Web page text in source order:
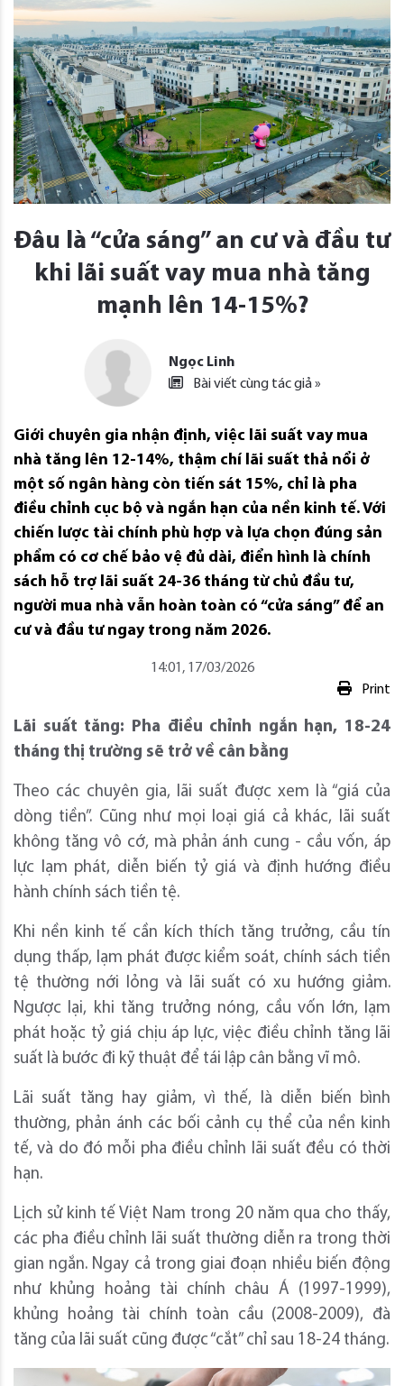
Đâu là “cửa sáng” an cư và đầu tư
khi lãi suất vay mua nhà tăng
mạnh lên 14-15%?
Ngọc Linh
Bài viết cùng tác giả »
Giới chuyên gia nhận định, việc lãi suất vay mua
nhà tăng lên 12-14%, thậm chí lãi suất thả nổi ở
một số ngân hàng còn tiến sát 15%, chỉ là pha
điều chỉnh cục bộ và ngắn hạn của nền kinh tế. Với
chiến lược tài chính phù hợp và lựa chọn đúng sản
phẩm có cơ chế bảo vệ đủ dài, điển hình là chính
sách hỗ trợ lãi suất 24-36 tháng từ chủ đầu tư,
người mua nhà vẫn hoàn toàn có “cửa sáng” để an
cư và đầu tư ngay trong năm 2026.
14:01, 17/03/2026
Print
Lãi suất tăng: Pha điều chỉnh ngắn hạn, 18-24
tháng thị trường sẽ trở về cân bằng
Theo các chuyên gia, lãi suất được xem là “giá của
dòng tiền”. Cũng như mọi loại giá cả khác, lãi suất
không tăng vô cớ, mà phản ánh cung - cầu vốn, áp
lực lạm phát, diễn biến tỷ giá và định hướng điều
hành chính sách tiền tệ.
Khi nền kinh tế cần kích thích tăng trưởng, cầu tín
dụng thấp, lạm phát được kiểm soát, chính sách tiền
tệ thường nới lỏng và lãi suất có xu hướng giảm.
Ngược lại, khi tăng trưởng nóng, cầu vốn lớn, lạm
phát hoặc tỷ giá chịu áp lực, việc điều chỉnh tăng lãi
suất là bước đi kỹ thuật để tái lập cân bằng vĩ mô.
Lãi suất tăng hay giảm, vì thế, là diễn biến bình
thường, phản ánh các bối cảnh cụ thể của nền kinh
tế, và do đó mỗi pha điều chỉnh lãi suất đều có thời
hạn.
Lịch sử kinh tế Việt Nam trong 20 năm qua cho thấy,
các pha điều chỉnh lãi suất thường diễn ra trong thời
gian ngắn. Ngay cả trong giai đoạn nhiều biến động
như khủng hoảng tài chính châu Á (1997-1999),
khủng hoảng tài chính toàn cầu (2008-2009), đà
tăng của lãi suất cũng được “cắt” chỉ sau 18-24 tháng.